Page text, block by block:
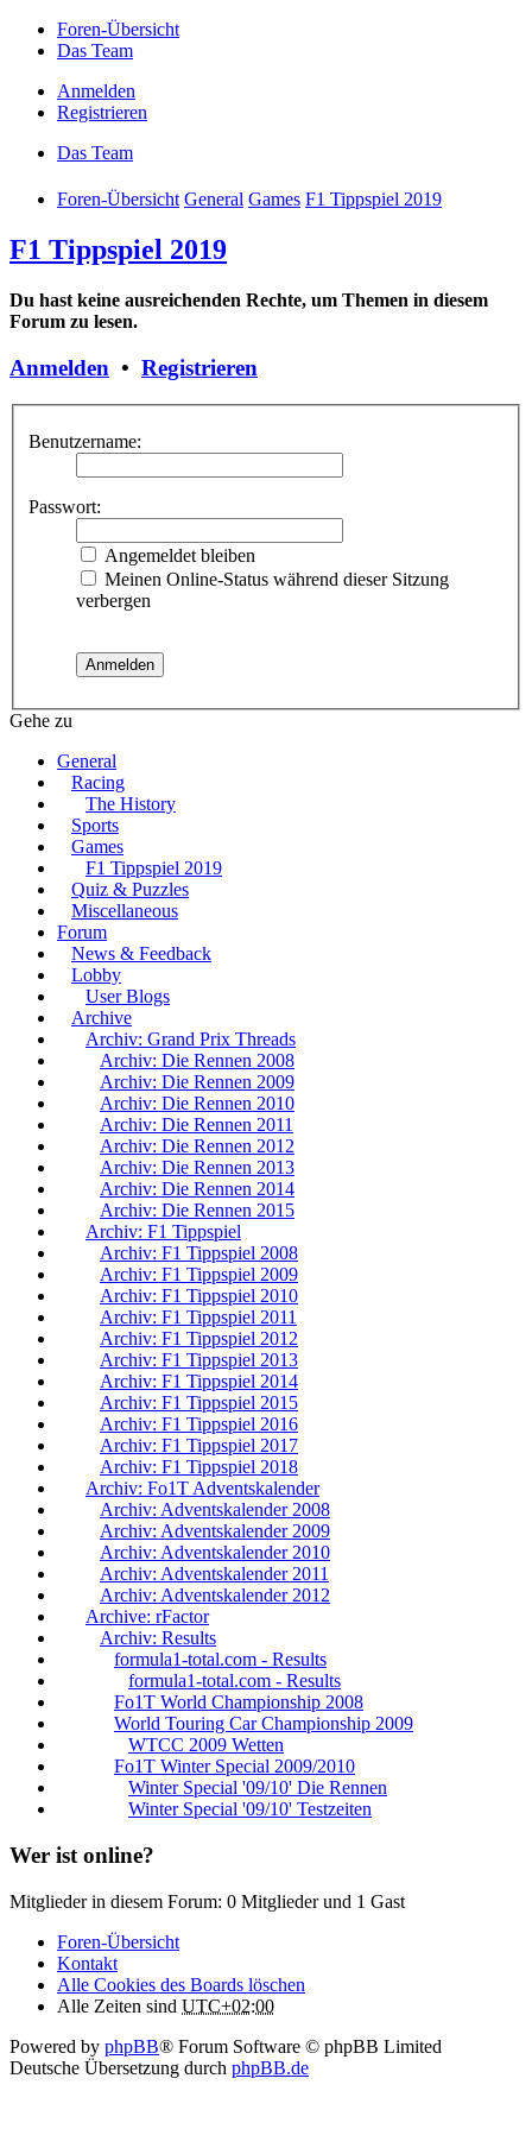
Foren-Übersicht
Das Team
Anmelden
Registrieren
Das Team
Foren-Übersicht General Games F1 Tippspiel 2019
F1 Tippspiel 2019
Du hast keine ausreichenden Rechte, um Themen in diesem
Forum zu lesen.
Anmelden • Registrieren
Benutzername:
Passwort:
Angemeldet bleiben
Meinen Online-Status während dieser Sitzung
verbergen
Gehe zu
General
Racing
The History
Sports
Games
F1 Tippspiel 2019
Quiz & Puzzles
Miscellaneous
Forum
News & Feedback
Lobby
User Blogs
Archive
Archiv: Grand Prix Threads
Archiv: Die Rennen 2008
Archiv: Die Rennen 2009
Archiv: Die Rennen 2010
Archiv: Die Rennen 2011
Archiv: Die Rennen 2012
Archiv: Die Rennen 2013
Archiv: Die Rennen 2014
Archiv: Die Rennen 2015
Archiv: F1 Tippspiel
Archiv: F1 Tippspiel 2008
Archiv: F1 Tippspiel 2009
Archiv: F1 Tippspiel 2010
Archiv: F1 Tippspiel 2011
Archiv: F1 Tippspiel 2012
Archiv: F1 Tippspiel 2013
Archiv: F1 Tippspiel 2014
Archiv: F1 Tippspiel 2015
Archiv: F1 Tippspiel 2016
Archiv: F1 Tippspiel 2017
Archiv: F1 Tippspiel 2018
Archiv: Fo1T Adventskalender
Archiv: Adventskalender 2008
Archiv: Adventskalender 2009
Archiv: Adventskalender 2010
Archiv: Adventskalender 2011
Archiv: Adventskalender 2012
Archive: rFactor
Archiv: Results
formula1-total.com - Results
formula1-total.com - Results
Fo1T World Championship 2008
World Touring Car Championship 2009
WTCC 2009 Wetten
Fo1T Winter Special 2009/2010
Winter Special '09/10' Die Rennen
Winter Special '09/10' Testzeiten
Wer ist online?
Mitglieder in diesem Forum: 0 Mitglieder und 1 Gast
Foren-Übersicht
Kontakt
Alle Cookies des Boards löschen
Alle Zeiten sind UTC+02:00
Powered by phpBB® Forum Software © phpBB Limited
Deutsche Übersetzung durch phpBB.de